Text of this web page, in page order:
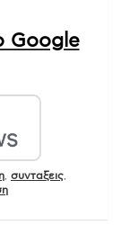
Google
συνταξεις